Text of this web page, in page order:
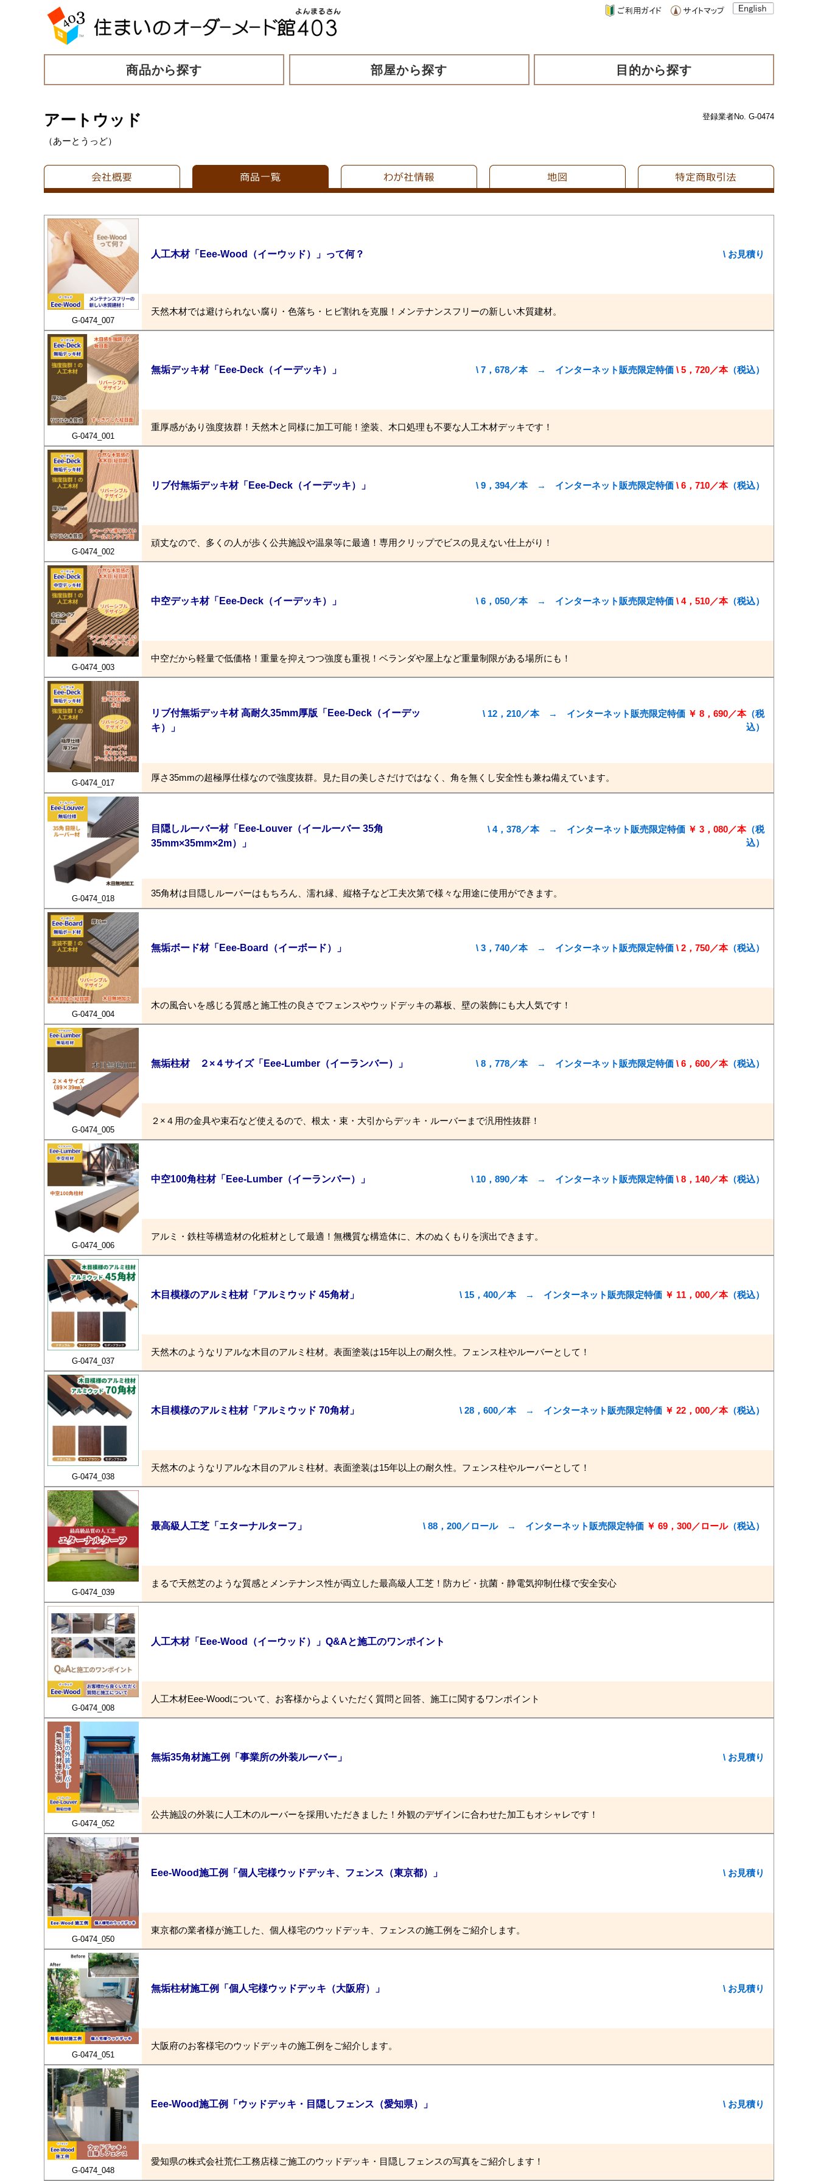
商品から探す 部屋から探す 目的から探す
アートウッド
（あーとうっど）
登録業者No. G-0474
G-0474_007
人工木材「Eee-Wood（イーウッド）」って何？ \ お見積り
天然木材では避けられない腐り・色落ち・ヒビ割れを克服！メンテナンスフリーの新しい木質建材。
G-0474_001
無垢デッキ材「Eee-Deck（イーデッキ）」 \ 7，678／本 → インターネット販売限定特価 \ 5，720／本（税込）
重厚感があり強度抜群！天然木と同様に加工可能！塗装、木口処理も不要な人工木材デッキです！
G-0474_002
リブ付無垢デッキ材「Eee-Deck（イーデッキ）」 \ 9，394／本 → インターネット販売限定特価 \ 6，710／本（税込）
頑丈なので、多くの人が歩く公共施設や温泉等に最適！専用クリップでビスの見えない仕上がり！
G-0474_003
中空デッキ材「Eee-Deck（イーデッキ）」 \ 6，050／本 → インターネット販売限定特価 \ 4，510／本（税込）
中空だから軽量で低価格！重量を抑えつつ強度も重視！ベランダや屋上など重量制限がある場所にも！
G-0474_017
リブ付無垢デッキ材 高耐久35mm厚版「Eee-Deck（イーデッ
キ）」
\ 12，210／本 → インターネット販売限定特価 ￥ 8，690／本（税
込）
厚さ35mmの超極厚仕様なので強度抜群。見た目の美しさだけではなく、角を無くし安全性も兼ね備えています。
G-0474_018
目隠しルーバー材「Eee-Louver（イールーバー 35角
35mm×35mm×2m）」
\ 4，378／本 → インターネット販売限定特価 ￥ 3，080／本（税
込）
35角材は目隠しルーバーはもちろん、濡れ縁、縦格子など工夫次第で様々な用途に使用ができます。
G-0474_004
無垢ボード材「Eee-Board（イーボード）」 \ 3，740／本 → インターネット販売限定特価 \ 2，750／本（税込）
木の風合いを感じる質感と施工性の良さでフェンスやウッドデッキの幕板、壁の装飾にも大人気です！
G-0474_005
無垢柱材 ２×４サイズ「Eee-Lumber（イーランバー）」 \ 8，778／本 → インターネット販売限定特価 \ 6，600／本（税込）
２×４用の金具や束石など使えるので、根太・束・大引からデッキ・ルーバーまで汎用性抜群！
G-0474_006
中空100角柱材「Eee-Lumber（イーランバー）」 \ 10，890／本 → インターネット販売限定特価 \ 8，140／本（税込）
アルミ・鉄柱等構造材の化粧材として最適！無機質な構造体に、木のぬくもりを演出できます。
G-0474_037
木目模様のアルミ柱材「アルミウッド 45角材」 \ 15，400／本 → インターネット販売限定特価 ￥ 11，000／本（税込）
天然木のようなリアルな木目のアルミ柱材。表面塗装は15年以上の耐久性。フェンス柱やルーバーとして！
G-0474_038
木目模様のアルミ柱材「アルミウッド 70角材」 \ 28，600／本 → インターネット販売限定特価 ￥ 22，000／本（税込）
天然木のようなリアルな木目のアルミ柱材。表面塗装は15年以上の耐久性。フェンス柱やルーバーとして！
G-0474_039
最高級人工芝「エターナルターフ」 \ 88，200／ロール → インターネット販売限定特価 ￥ 69，300／ロール（税込）
まるで天然芝のような質感とメンテナンス性が両立した最高級人工芝！防カビ・抗菌・静電気抑制仕様で安全安心
G-0474_008
人工木材「Eee-Wood（イーウッド）」Q&Aと施工のワンポイント
人工木材Eee-Woodについて、お客様からよくいただく質問と回答、施工に関するワンポイント
G-0474_052
無垢35角材施工例「事業所の外装ルーバー」 \ お見積り
公共施設の外装に人工木のルーバーを採用いただきました！外観のデザインに合わせた加工もオシャレです！
G-0474_050
Eee-Wood施工例「個人宅様ウッドデッキ、フェンス（東京都）」 \ お見積り
東京都の業者様が施工した、個人様宅のウッドデッキ、フェンスの施工例をご紹介します。
G-0474_051
無垢柱材施工例「個人宅様ウッドデッキ（大阪府）」 \ お見積り
大阪府のお客様宅のウッドデッキの施工例をご紹介します。
G-0474_048
Eee-Wood施工例「ウッドデッキ・目隠しフェンス（愛知県）」 \ お見積り
愛知県の株式会社荒仁工務店様ご施工のウッドデッキ・目隠しフェンスの写真をご紹介します！